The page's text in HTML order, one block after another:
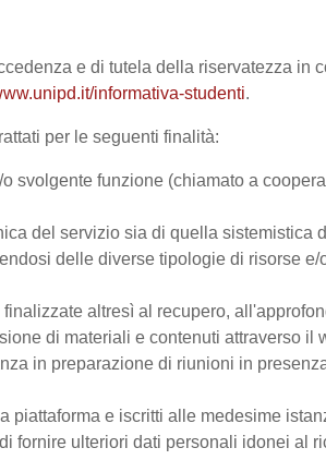
e di tutela della riservatezza in
informativa-studenti.
per le seguenti finalità:
svolgente funzione (chiamato a
del servizio sia di quella sistemistica
delle diverse tipologie di risorse e/
altresì al recupero,
di materiali e contenuti attraverso il
in preparazione di riunioni in
piattaforma e iscritti alle medesime
fornire ulteriori dati personali idonei al